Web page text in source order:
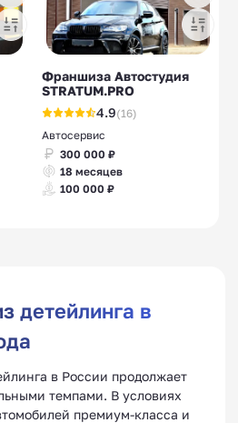
Франшиза Автостудия
STRATUM.PRO
4.9(16)
Автосервис
300 000 ₽
18 месяцев
100 000 ₽
детейлинга в
в России продолжает
темпами. В условиях
премиум-класса и